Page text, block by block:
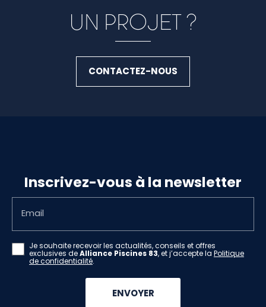
UN PROJET ?
CONTACTEZ-NOUS
Inscrivez-vous à la newsletter
Email
Je souhaite recevoir les actualités, conseils et offres
exclusives deAlliance Piscines 83, et j’accepte la Politique
de confidentialité.